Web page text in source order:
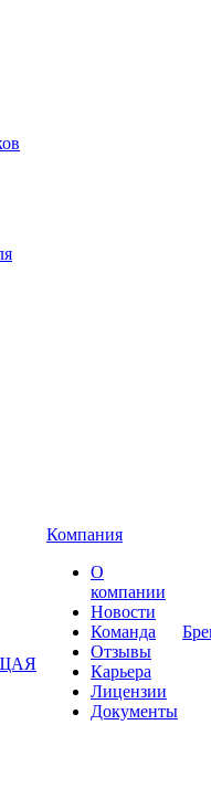
Компания
О
компании
Новости
Команда
Отзывы
Карьера
Лицензии
Документы